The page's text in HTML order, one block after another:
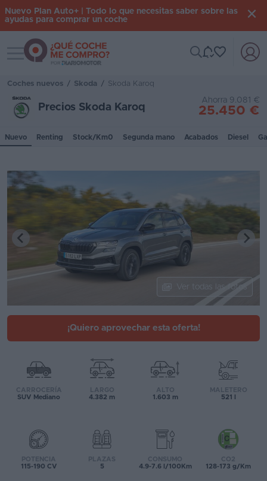
Iniciar
Inicio
Coches
Renting
Stock
KM
Ofertas
Asistente
Nuevo Plan Auto+ | Todo lo que necesitas saber sobre las
ayudas para comprar un coche
Toggle navigation
Coches nuevos / Skoda / Skoda Karoq
Precios Skoda Karoq
Ahorra 9.081 €
25.450 €
Nuevo Renting Stock/Km0 Segunda mano Acabados Diesel
Ver todas las fotos
¡Quiero aprovechar esta oferta!
CARROCERÍA
SUV Mediano
LARGO
4.382 m
ALTO
1.603 m
MALETERO
521 l
POTENCIA
115-190 CV
PLAZAS
5
CONSUMO
4.9-7.6 l/100Km
CO2
128-173 g/Km